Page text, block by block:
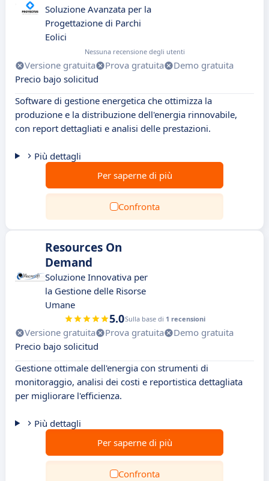
Soluzione Avanzata per la
Progettazione di Parchi
Eolici
Nessuna recensione degli utenti
Versione gratuita Prova gratuita
Demo gratuita
Precio bajo solicitud
Software di gestione energetica che ottimizza la
produzione e la distribuzione dell'energia rinnovabile,
con report dettagliati e analisi delle prestazioni.
Più dettagli
Per saperne di più
Confronta
Resources On
Demand
Soluzione Innovativa per
la Gestione delle Risorse
Umane
5.0Sulla base di 1 recensioni
Versione gratuita Prova gratuita
Demo gratuita
Precio bajo solicitud
Gestione ottimale dell'energia con strumenti di
monitoraggio, analisi dei costi e reportistica dettagliata
per migliorare l'efficienza.
Più dettagli
Per saperne di più
Confronta